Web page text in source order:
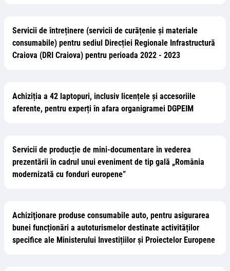
Servicii de întreținere (servicii de curățenie și materiale
consumabile) pentru sediul Direcției Regionale Infrastructură
Craiova (DRI Craiova) pentru perioada 2022 - 2023
Achiziția a 42 laptopuri, inclusiv licențele și accesoriile
aferente, pentru experți în afara organigramei DGPEIM
Servicii de producție de mini-documentare în vederea
prezentării în cadrul unui eveniment de tip gală „România
modernizată cu fonduri europene”
Achiziţionare produse consumabile auto, pentru asigurarea
bunei funcționări a autoturismelor destinate activităților
specifice ale Ministerului Investițiilor și Proiectelor Europene